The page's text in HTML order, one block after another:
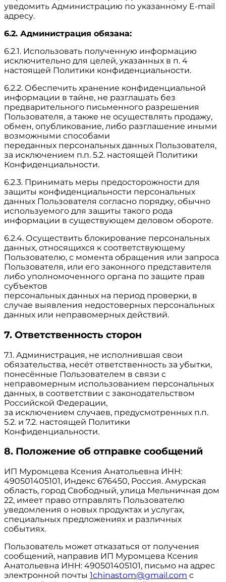
уведомить Администрацию по указанному E-mail
адресу.
6.2. Администрация обязана:
6.2.1. Использовать полученную информацию
исключительно для целей, указанных в п. 4
настоящей Политики конфиденциальности.
6.2.2. Обеспечить хранение конфиденциальной
информации в тайне, не разглашать без
предварительного письменного разрешения
Пользователя, а также не осуществлять продажу,
обмен, опубликование, либо разглашение иными
возможными способами
переданных персональных данных Пользователя,
за исключением п.п. 5.2. настоящей Политики
Конфиденциальности.
6.2.3. Принимать меры предосторожности для
защиты конфиденциальности персональных
данных Пользователя согласно порядку, обычно
используемого для защиты такого рода
информации в существующем деловом обороте.
6.2.4. Осуществить блокирование персональных
данных, относящихся к соответствующему
Пользователю, с момента обращения или запроса
Пользователя, или его законного представителя
либо уполномоченного органа по защите прав
субъектов
персональных данных на период проверки, в
случае выявления недостоверных персональных
данных или неправомерных действий.
7. Ответственность сторон
7.1. Администрация, не исполнившая свои
обязательства, несёт ответственность за убытки,
понесённые Пользователем в связи с
неправомерным использованием персональных
данных, в соответствии с законодательством
Российской Федерации,
за исключением случаев, предусмотренных п.п.
5.2. и 7.2. настоящей Политики
Конфиденциальности.
8. Положение об отправке сообщений
ИП Муромцева Ксения Анатольевна ИНН:
490501405101, Индекс 676450, Россия. Амурская
область, город Свободный, улица Мельничная дом
22, имеет право отправлять Пользователю
уведомления о новых продуктах и услугах,
специальных предложениях и различных
событиях.
Пользователь может отказаться от получения
сообщений, направив ИП Муромцева Ксения
Анатольевна ИНН: 490501405101, письмо на адрес
электронной почты 1chinastom@gmail.com с